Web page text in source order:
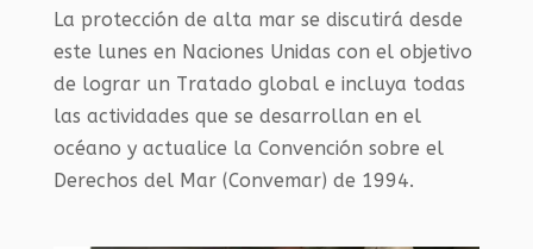
La protección de alta mar se discutirá desde
este lunes en Naciones Unidas con el objetivo
de lograr un Tratado global e incluya todas
las actividades que se desarrollan en el
océano y actualice la Convención sobre el
Derechos del Mar (Convemar) de 1994.